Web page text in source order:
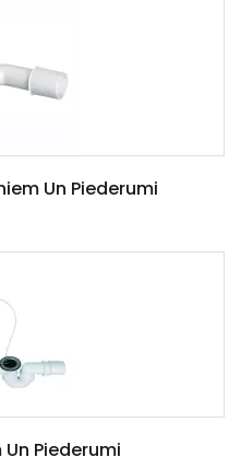
Un Piederumi
Piederumi